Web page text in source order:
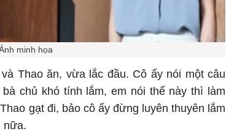
minh họa
Thao ăn, vừa lắc đầu. Cô ấy nói một câu
chủ khó tính lắm, em nói thế này thì làm
gạt đi, bảo cô ấy đừng luyên thuyên lắm
nữa.